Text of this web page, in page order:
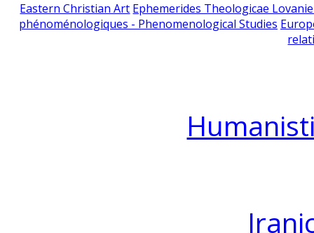
Eastern Christian Art Ephemerides Theologicae
phénoménologiques - Phenomenological Studies